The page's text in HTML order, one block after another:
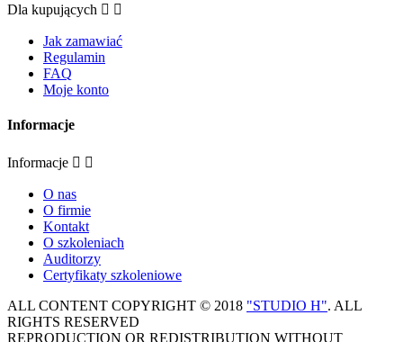
Dla kupujących  
Jak zamawiać
Regulamin
FAQ
Moje konto
Informacje
Informacje  
O nas
O firmie
Kontakt
O szkoleniach
Auditorzy
Certyfikaty szkoleniowe
ALL CONTENT COPYRIGHT © 2018 "STUDIO H". ALL
RIGHTS RESERVED
REPRODUCTION OR REDISTRIBUTION WITHOUT